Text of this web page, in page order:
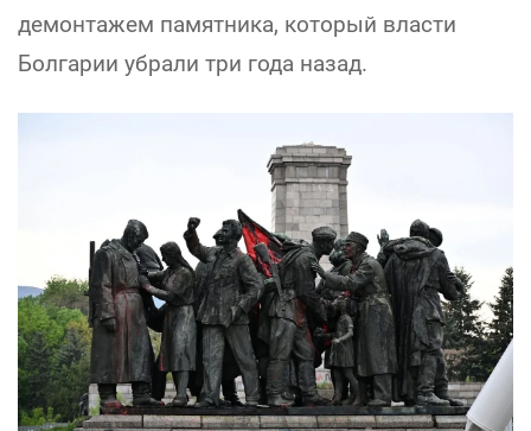
демонтажем памятника, который власти
Болгарии убрали три года назад.